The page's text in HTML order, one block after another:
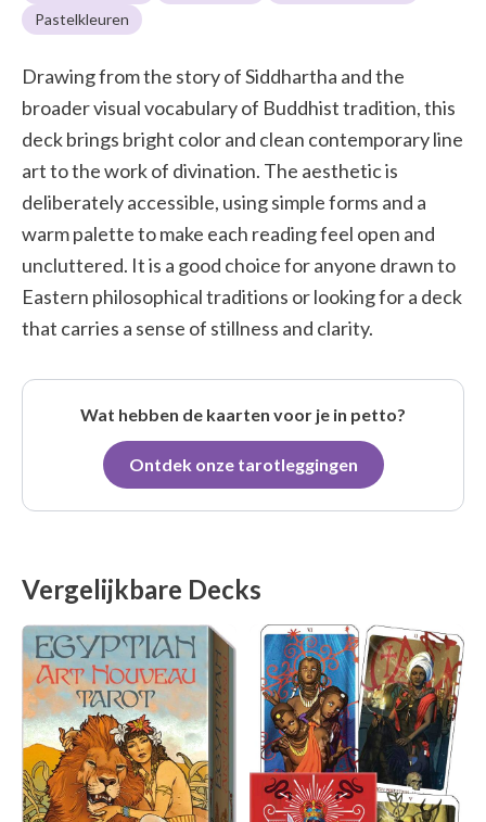
Pastelkleuren
Drawing from the story of Siddhartha and the
broader visual vocabulary of Buddhist tradition, this
deck brings bright color and clean contemporary line
art to the work of divination. The aesthetic is
deliberately accessible, using simple forms and a
warm palette to make each reading feel open and
uncluttered. It is a good choice for anyone drawn to
Eastern philosophical traditions or looking for a deck
that carries a sense of stillness and clarity.
Wat hebben de kaarten voor je in petto?
Ontdek onze tarotleggingen
Vergelijkbare Decks